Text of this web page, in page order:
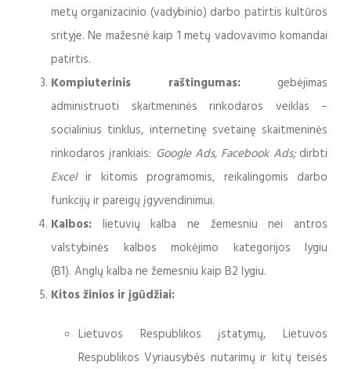
metų organizacinio (vadybinio) darbo patirtis kultūros
srityje. Ne mažesnė kaip 1 metų vadovavimo komandai
patirtis.
Kompiuterinis raštingumas: gebėjimas
administruoti skaitmeninės rinkodaros veiklas –
socialinius tinklus, internetinę svetainę skaitmeninės
rinkodaros įrankiais: Google Ads, Facebook Ads; dirbti
Excelir kitomis programomis, reikalingomis darbo
funkcijų ir pareigų įgyvendinimui.
Kalbos: lietuvių kalba ne žemesniu nei antros
valstybinės kalbos mokėjimo kategorijos lygiu
(B1). Anglų kalba ne žemesniu kaip B2 lygiu.
Kitos žinios ir įgūdžiai:
Lietuvos Respublikos įstatymų, Lietuvos
Respublikos Vyriausybės nutarimų ir kitų teisės